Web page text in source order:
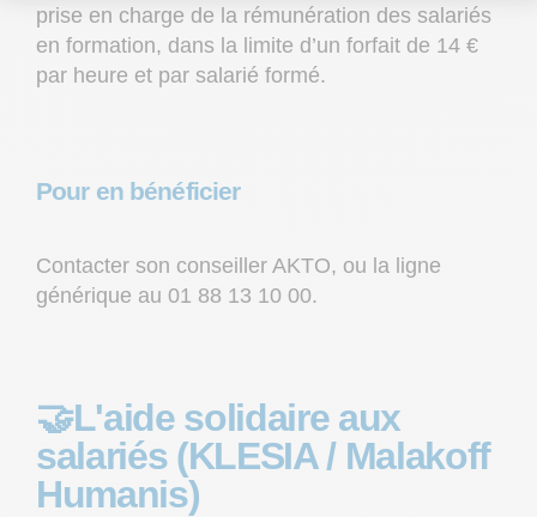
prise en charge de la rémunération des salariés
en formation, dans la limite d’un forfait de 14 €
par heure et par salarié formé.
Pour en bénéficier
Contacter son conseiller AKTO, ou la ligne
générique au 01 88 13 10 00.
🤝L'aide solidaire aux
salariés (KLESIA / Malakoff
Humanis)